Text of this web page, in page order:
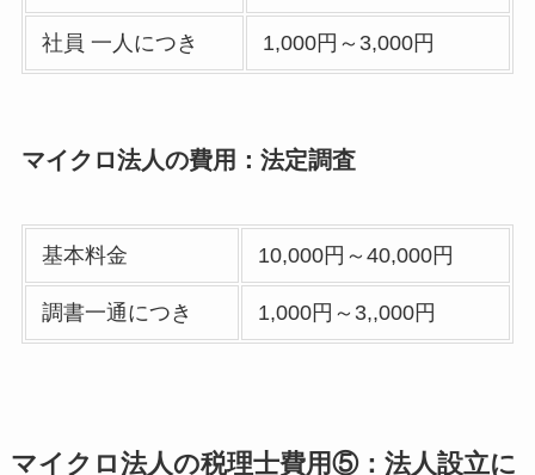
社員 一人につき 1,000円～3,000円
マイクロ法人の費用：法定調査
基本料金 10,000円～40,000円
調書一通につき 1,000円～3,,000円
マイクロ法人の税理士費用⑤：法人設立に